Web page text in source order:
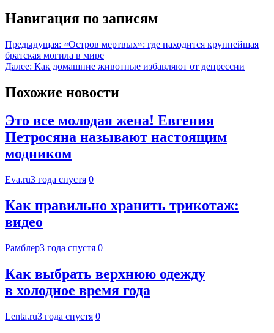
Навигация по записям
Предыдущая: «Остров мертвых»: где находится крупнейшая
братская могила в мире
Далее: Как домашние животные избавляют от депрессии
Похожие новости
Это все молодая жена! Евгения
Петросяна называют настоящим
модником
Eva.ru3 года спустя 0
Как правильно хранить трикотаж:
видео
Рамблер3 года спустя 0
Как выбрать верхнюю одежду
в холодное время года
Lenta.ru3 года спустя 0